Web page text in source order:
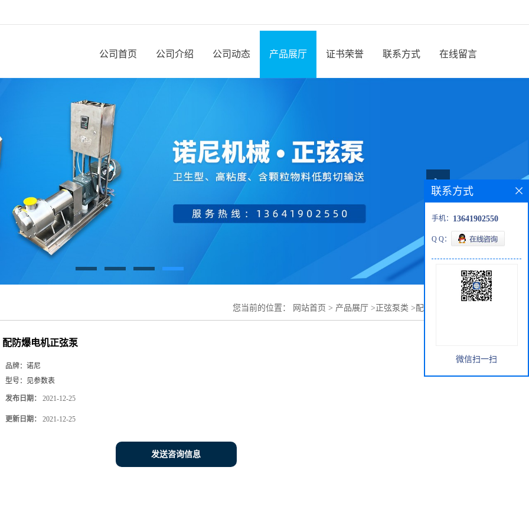
公司首页 公司介绍 公司动态 产品展厅 证书荣誉 联系方式 在线留言
您当前的位置： 网站首页 > 产品展厅 > 正弦泵类 >配防爆电机正弦泵
配防爆电机正弦泵
品牌： 诺尼
型号：
见参数表
发布日期： 2021-12-25
更新日期： 2021-12-25
发送咨询信息
联系方式
手机： 13641902550
Q Q：
微信扫一扫